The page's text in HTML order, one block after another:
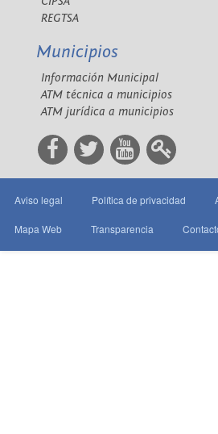
REGTSA
Municipios
Información Municipal
ATM técnica a municipios
ATM jurídica a municipios
Aviso legal Política de privacidad
Mapa Web Transparencia